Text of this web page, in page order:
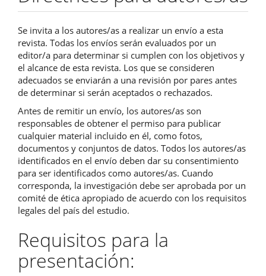
Se invita a los autores/as a realizar un envío a esta
revista. Todas los envíos serán evaluados por un
editor/a para determinar si cumplen con los objetivos y
el alcance de esta revista. Los que se consideren
adecuados se enviarán a una revisión por pares antes
de determinar si serán aceptados o rechazados.
Antes de remitir un envío, los autores/as son
responsables de obtener el permiso para publicar
cualquier material incluido en él, como fotos,
documentos y conjuntos de datos. Todos los autores/as
identificados en el envío deben dar su consentimiento
para ser identificados como autores/as. Cuando
corresponda, la investigación debe ser aprobada por un
comité de ética apropiado de acuerdo con los requisitos
legales del país del estudio.
Requisitos para la
presentación: